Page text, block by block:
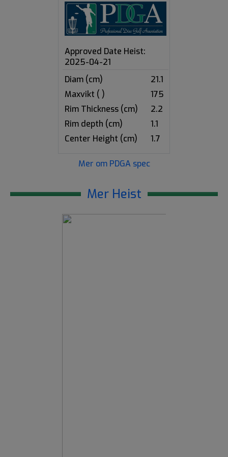
Approved Date Heist:
2025-04-21
Diam (cm)
21.1
Maxvikt ( )
175
Rim Thickness (cm)
2.2
Rim depth (cm)
1.1
Center Height (cm)
1.7
Mer om PDGA spec
Mer Heist